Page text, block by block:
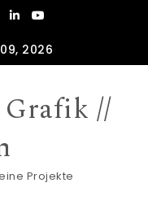
2026
//
Projekte